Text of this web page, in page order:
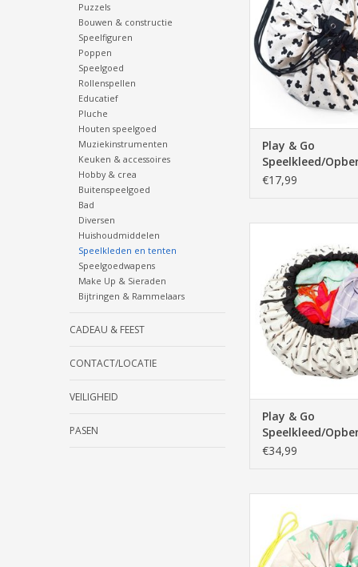
Puzzels
Bouwen & constructie
Speelfiguren
Poppen
Speelgoed
Rollenspellen
Educatief
Pluche
Houten speelgoed
Muziekinstrumenten
Keuken & accessoires
Hobby & crea
Buitenspeelgoed
Bad
Diversen
Huishoudmiddelen
Speelkleden en tenten
Speelgoedwapens
Make Up & Sieraden
Bijtringen & Rammelaars
CADEAU & FEEST
CONTACT/LOCATIE
VEILIGHEID
PASEN
design, micky mouse,
klein, mini,
Play & Go
Speelkleed/
Mini - Mickey -
€17,99
opbergen, opruimen,
zak, kind, spelen,
laundry, wasknijper,
design, speelgoed,
formaat,
TOEVOEGEN AAN
Play & Go
Speelkleed/
Laundry - 140cm
€34,99
Play & Go
Limited Edition -
TOEVOEGEN AAN